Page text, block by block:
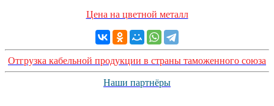
Цена на цветной металл
Отгрузка кабельной продукции в страны таможенного союза
Наши партнёры